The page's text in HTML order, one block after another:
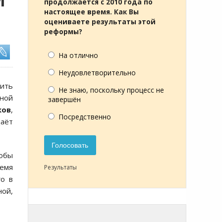
,
в
продолжается с 2010 года по
настоящее время. Как Вы
оцениваете результаты этой
реформы?
На отлично
Неудовлетворительно
Не знаю, поскольку процесс не
завершён
Посредственно
Голосовать
Результаты